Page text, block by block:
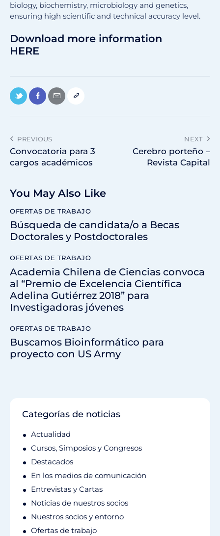
biology, biochemistry, microbiology and genetics,
ensuring high scientific and technical accuracy level.
Download more information
HERE
PREVIOUS
Convocatoria para 3
cargos académicos
NEXT
Cerebro porteño –
Revista Capital
You May Also Like
OFERTAS DE TRABAJO
Búsqueda de candidata/o a Becas
Doctorales y Postdoctorales
OFERTAS DE TRABAJO
Academia Chilena de Ciencias convoca
al “Premio de Excelencia Científica
Adelina Gutiérrez 2018” para
Investigadoras jóvenes
OFERTAS DE TRABAJO
Buscamos Bioinformático para
proyecto con US Army
Categorías de noticias
Actualidad
Cursos, Simposios y Congresos
Destacados
En los medios de comunicación
Entrevistas y Cartas
Noticias de nuestros socios
Nuestros socios y entorno
Ofertas de trabajo